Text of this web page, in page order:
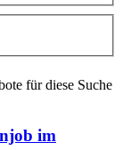
für diese Suche
im